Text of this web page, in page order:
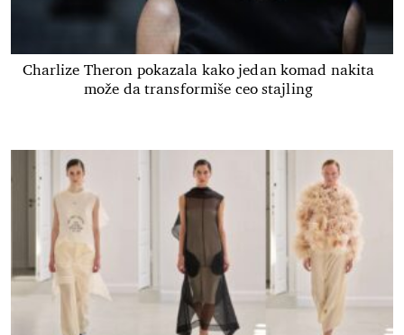
Charlize Theron pokazala kako jedan komad nakita
može da transformiše ceo stajling